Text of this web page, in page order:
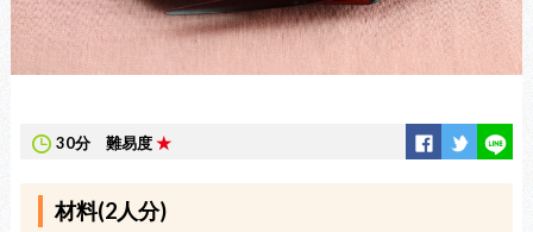
30分 難易度★
材料(2人分)